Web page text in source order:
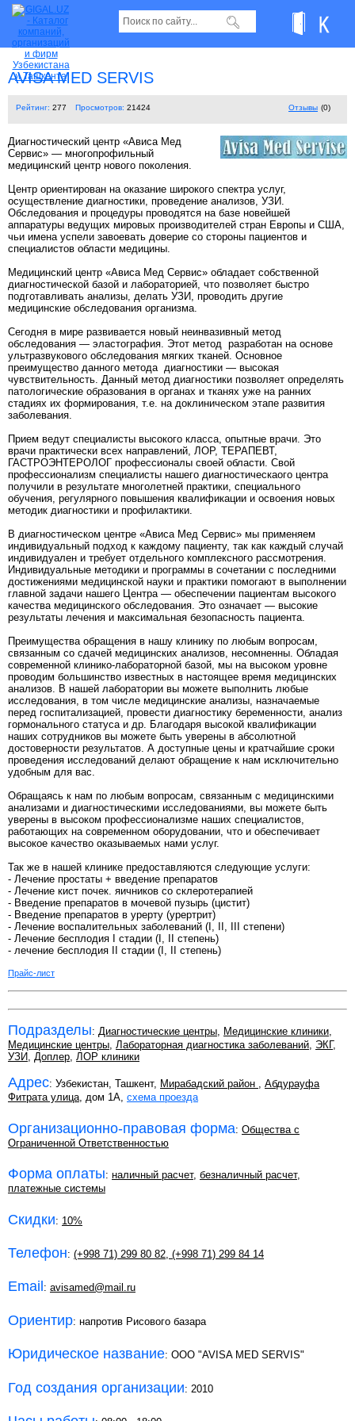
AVISA MED SERVIS
Рейтинг: 277 Просмотров: 21424 Отзывы (0)
Диагностический центр «Ависа Мед
Сервис» — многопрофильный
медицинский центр нового поколения.
Центр ориентирован на оказание широкого спектра услуг,
осуществление диагностики, проведение анализов, УЗИ.
Обследования и процедуры проводятся на базе новейшей
аппаратуры ведущих мировых производителей стран Европы и США,
чьи имена успели завоевать доверие со стороны пациентов и
специалистов области медицины.
Медицинский центр «Ависа Мед Сервис» обладает собственной
диагностической базой и лабораторией, что позволяет быстро
подготавливать анализы, делать УЗИ, проводить другие
медицинские обследования организма.
Сегодня в мире развивается новый неинвазивный метод
обследования — эластография. Этот метод разработан на основе
ультразвукового обследования мягких тканей. Основное
преимущество данного метода диагностики — высокая
чувствительность. Данный метод диагностики позволяет определять
патологические образования в органах и тканях уже на ранних
стадиях их формирования, т.е. на доклиническом этапе развития
заболевания.
Прием ведут специалисты высокого класса, опытные врачи. Это
врачи практически всех направлений, ЛОР, ТЕРАПЕВТ,
ГАСТРОЭНТЕРОЛОГ профессионалы своей области. Свой
профессионализм специалисты нашего диагностическаого центра
получили в результате многолетней практики, специального
обучения, регулярного повышения квалификации и освоения новых
методик диагностики и профилактики.
В диагностическом центре «Ависа Мед Сервис» мы применяем
индивидуальный подход к каждому пациенту, так как каждый случай
индивидуален и требует отдельного комплексного рассмотрения.
Индивидуальные методики и программы в сочетании с последними
достижениями медицинской науки и практики помогают в выполнении
главной задачи нашего Центра — обеспечении пациентам высокого
качества медицинского обследования. Это означает — высокие
результаты лечения и максимальная безопасность пациента.
Преимущества обращения в нашу клинику по любым вопросам,
связанным со сдачей медицинских анализов, несомненны. Обладая
современной клинико-лабораторной базой, мы на высоком уровне
проводим большинство известных в настоящее время медицинских
анализов. В нашей лаборатории вы можете выполнить любые
исследования, в том числе медицинские анализы, назначаемые
перед госпитализацией, провести диагностику беременности, анализ
гормонального статуса и др. Благодаря высокой квалификации
наших сотрудников вы можете быть уверены в абсолютной
достоверности результатов. А доступные цены и кратчайшие сроки
проведения исследований делают обращение к нам исключительно
удобным для вас.
Обращаясь к нам по любым вопросам, связанным с медицинскими
анализами и диагностическими исследованиями, вы можете быть
уверены в высоком профессионализме наших специалистов,
работающих на современном оборудовании, что и обеспечивает
высокое качество оказываемых нами услуг.
Так же в нашей клинике предоставляются следующие услуги:
- Лечение простаты + введение препаратов
- Лечение кист почек. яичников со склеротерапией
- Введение препаратов в мочевой пузырь (цистит)
- Введение препаратов в урерту (урертрит)
- Лечение воспалительных заболеваний (I, II, III степени)
- Лечение бесплодия I стадии (I, II степень)
- лечение бесплодия II стадии (I, II степень)
Прайс-лист
Подразделы: Диагностические центры, Медицинские клиники,
Медицинские центры, Лабораторная диагностика заболеваний, ЭКГ,
УЗИ, Доплер, ЛОР клиники
Адрес: Узбекистан, Ташкент, Мирабадский район , Абдурауфа
Фитрата улица, дом 1А, схема проезда
Организационно-правовая форма: Общества с
Ограниченной Ответственностью
Форма оплаты: наличный расчет, безналичный расчет,
платежные системы
Скидки: 10%
Телефон: (+998 71) 299 80 82, (+998 71) 299 84 14
Email : avisamed@mail.ru
Ориентир: напротив Рисового базара
Юридическое название: OOO "AVISA MED SERVIS"
Год создания организации: 2010